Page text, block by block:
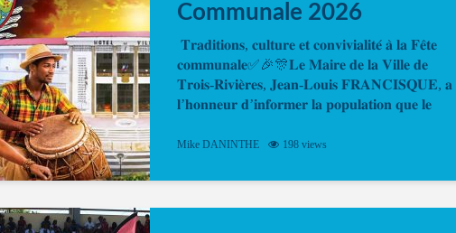
Communale 2026
𝐓𝐫𝐚𝐝𝐢𝐭𝐢𝐨𝐧𝐬, 𝐜𝐮𝐥𝐭𝐮𝐫𝐞 𝐞𝐭 𝐜𝐨𝐧𝐯𝐢𝐯𝐢𝐚𝐥𝐢𝐭𝐞́ 𝐚̀ 𝐥𝐚 𝐅𝐞̂𝐭𝐞
𝐜𝐨𝐦𝐦𝐮𝐧𝐚𝐥𝐞✅🎉🎊𝐋𝐞 𝐌𝐚𝐢𝐫𝐞 𝐝𝐞 𝐥𝐚 𝐕𝐢𝐥𝐥𝐞 𝐝𝐞
𝐓𝐫𝐨𝐢𝐬-𝐑𝐢𝐯𝐢𝐞̀𝐫𝐞𝐬, 𝐉𝐞𝐚𝐧-𝐋𝐨𝐮𝐢𝐬 𝐅𝐑𝐀𝐍𝐂𝐈𝐒𝐐𝐔𝐄, 𝐚
𝐥’𝐡𝐨𝐧𝐧𝐞𝐮𝐫 𝐝’𝐢𝐧𝐟𝐨𝐫𝐦𝐞𝐫 𝐥𝐚 𝐩𝐨𝐩𝐮𝐥𝐚𝐭𝐢𝐨𝐧 𝐪𝐮𝐞 𝐥𝐞
Mike DANINTHE 198 views